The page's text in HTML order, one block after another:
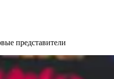
представители